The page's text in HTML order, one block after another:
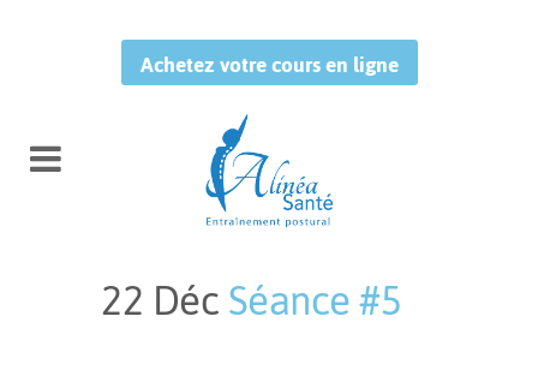
Achetez votre cours en ligne
22 DécSéance #5